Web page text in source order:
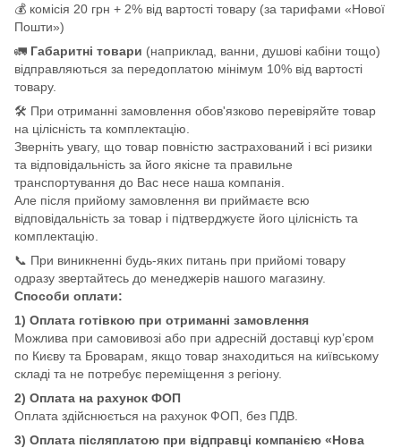
💰 комісія 20 грн + 2% від вартості товару (за тарифами «Нової
Пошти»)
🚛 Габаритні товари (наприклад, ванни, душові кабіни тощо)
відправляються за передоплатою мінімум 10% від вартості
товару.
🛠️ При отриманні замовлення обов'язково перевіряйте товар
на цілісність та комплектацію.
Зверніть увагу, що товар повністю застрахований і всі ризики
та відповідальність за його якісне та правильне
транспортування до Вас несе наша компанія.
Але після прийому замовлення ви приймаєте всю
відповідальність за товар і підтверджуєте його цілісність та
комплектацію.
📞 При виникненні будь-яких питань при прийомі товару
одразу звертайтесь до менеджерів нашого магазину.
Способи оплати:
1) Оплата готівкою при отриманні замовлення
Можлива при самовивозі або при адресній доставці кур’єром
по Києву та Броварам, якщо товар знаходиться на київському
складі та не потребує переміщення з регіону.
2) Оплата на рахунок ФОП
Оплата здійснюється на рахунок ФОП, без ПДВ.
3) Оплата післяплатою при відправці компанією «Нова